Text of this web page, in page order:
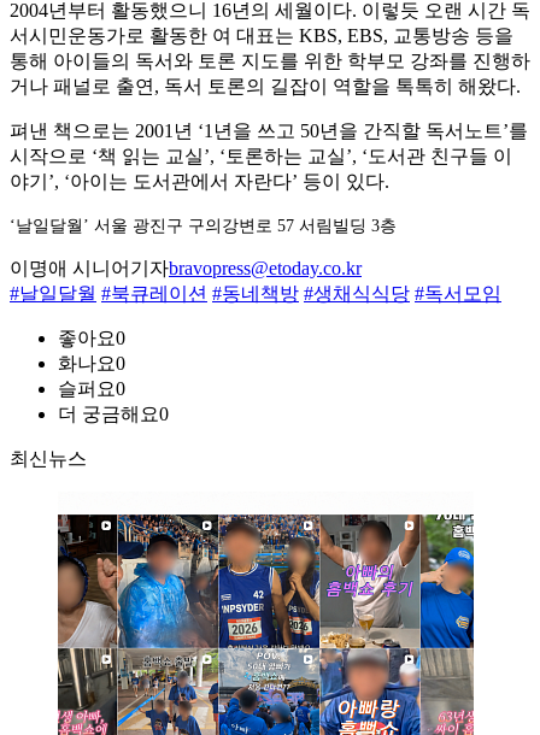
2004년부터 활동했으니 16년의 세월이다. 이렇듯 오랜 시간 독
서시민운동가로 활동한 여 대표는 KBS, EBS, 교통방송 등을
통해 아이들의 독서와 토론 지도를 위한 학부모 강좌를 진행하
거나 패널로 출연, 독서 토론의 길잡이 역할을 톡톡히 해왔다.
펴낸 책으로는 2001년 ‘1년을 쓰고 50년을 간직할 독서노트’를
시작으로 ‘책 읽는 교실’, ‘토론하는 교실’, ‘도서관 친구들 이
야기’, ‘아이는 도서관에서 자란다’ 등이 있다.
‘날일달월’ 서울 광진구 구의강변로 57 서림빌딩 3층
이명애 시니어기자bravopress@etoday.co.kr
#날일달월 #북큐레이션 #동네책방 #생채식식당 #독서모임
좋아요0
화나요0
슬퍼요0
더 궁금해요0
최신뉴스